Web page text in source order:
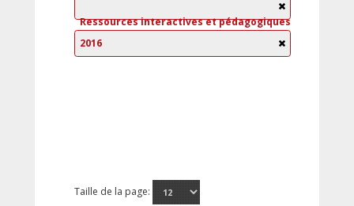
Ressources interactives et pédagogiques
2016
Taille de la page: